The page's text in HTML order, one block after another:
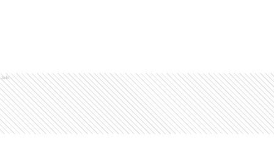
Ads